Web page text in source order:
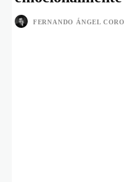
FERNANDO ÁNGEL